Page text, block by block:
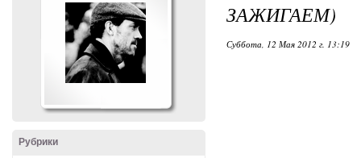
Рубрики
ЗАЖИГАЕМ)
Суббота, 12 Мая 2012 г. 13:19